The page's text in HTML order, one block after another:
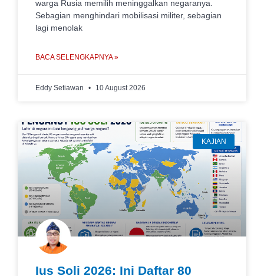
warga Rusia memilih meninggalkan negaranya.
Sebagian menghindari mobilisasi militer, sebagian
lagi menolak
BACA SELENGKAPNYA »
Eddy Setiawan 10 August 2026
KAJIAN
Ius Soli 2026: Ini Daftar 80